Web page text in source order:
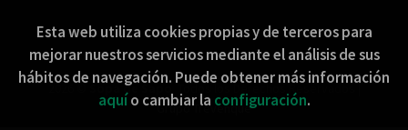
2026 © Sopa de Sapo . Todos los Derechos Reservados |
Grupo Trevenque
Esta web utiliza cookies propias y de terceros para
mejorar nuestros servicios mediante el análisis de sus
hábitos de navegación. Puede obtener más información
aquío cambiar la configuración.